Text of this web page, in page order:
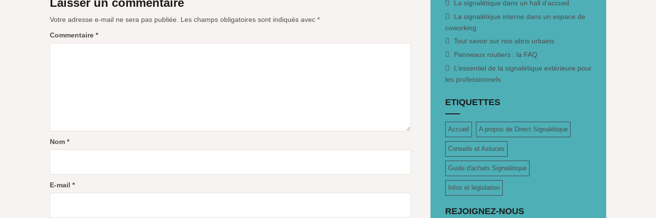
Laisser un commentaire
Votre adresse e-mail ne sera pas publiée. Les champs obligatoires sont indiqués avec *
Commentaire *
Nom *
E-mail *
La signalétique dans un hall d’accueil
La signalétique interne dans un espace de
coworking
Tout savoir sur nos abris urbains
Panneaux routiers : la FAQ
L’essentiel de la signalétique extérieure pour
les professionnels
ETIQUETTES
Accueil A propos de Direct Signalétique
Conseils et Astuces
Guide d'achats Signalétique
Infos et législation
REJOIGNEZ-NOUS